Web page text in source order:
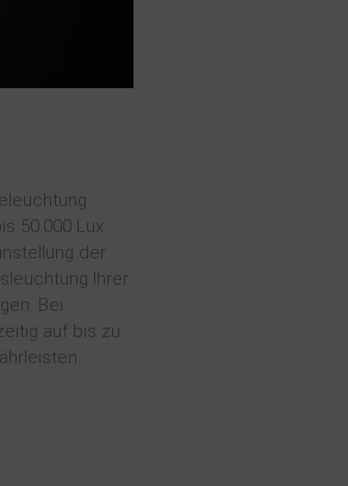
50.000 Lux
der
Ihrer
Bei
auf bis zu